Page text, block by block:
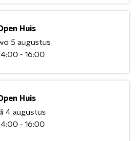
Huis
5 augustus
- 16:00
Huis
4 augustus
- 16:00